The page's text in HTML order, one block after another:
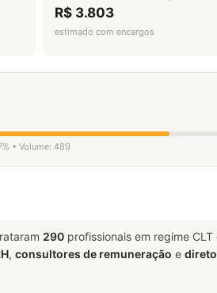
R$ 3.803
estimado com encargos
• Volume: 489
290 profissionais em regime
, consultores de remuneração e